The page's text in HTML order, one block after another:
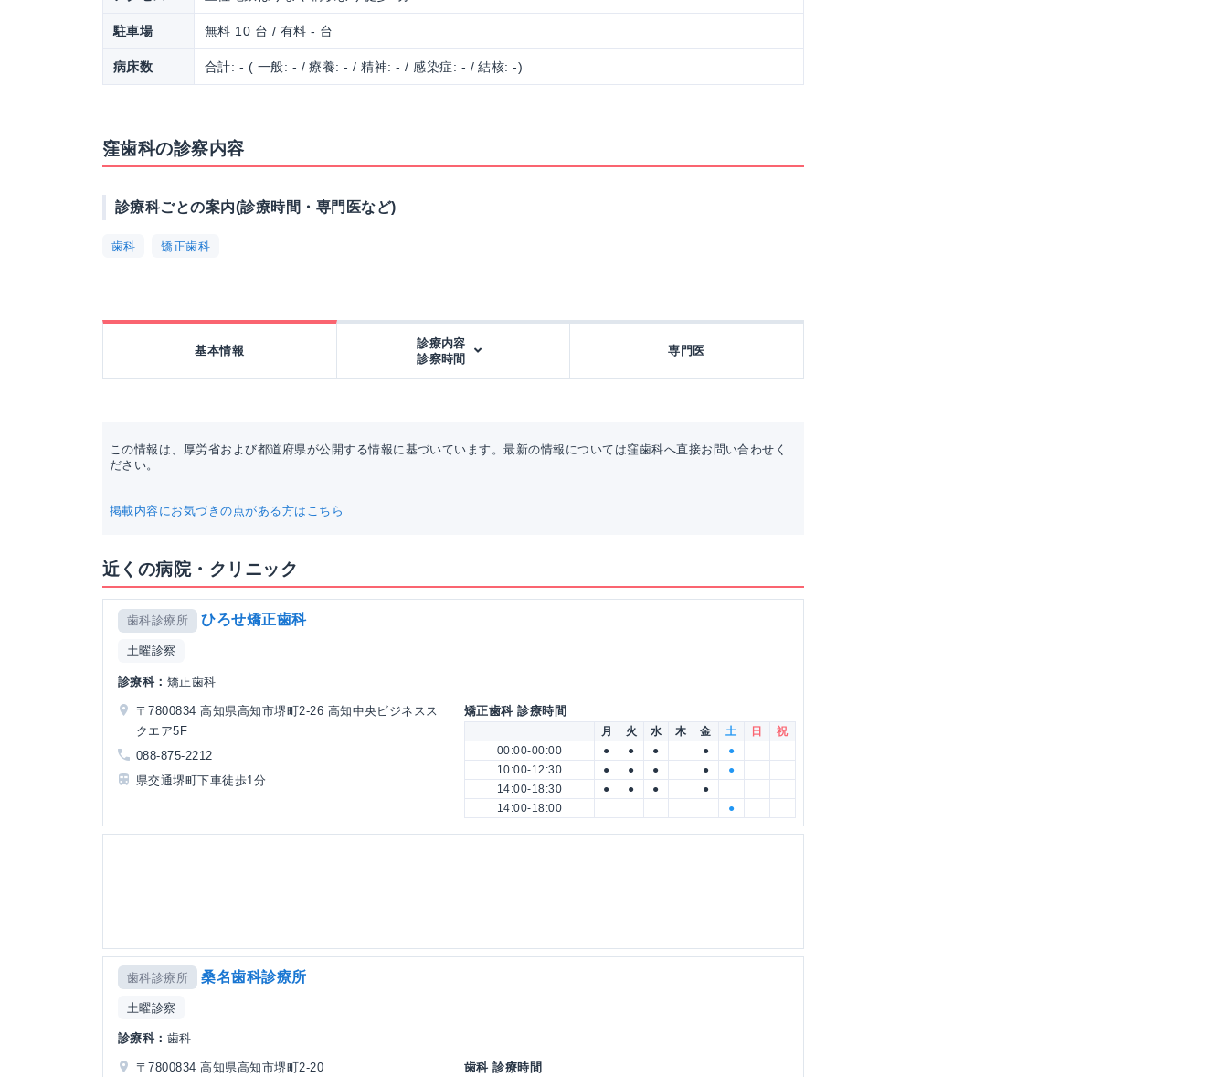
駐車場 無料 10 台 / 有料 - 台
病床数 合計: - ( 一般: - / 療養: - / 精神: - / 感染症: - / 結核: -)
窪歯科の診察内容
診療科ごとの案内(診療時間・専門医など)
歯科 矯正歯科
基本情報
診療内容
診察時間
専門医
この情報は、厚労省および都道府県が公開する情報に基づいています。最新の情報については窪歯科へ直接お問い合わせく
ださい。
掲載内容にお気づきの点がある方はこちら
近くの病院・クリニック
歯科診療所 ひろせ矯正歯科
土曜診察
診療科： 矯正歯科
〒7800834 高知県高知市堺町2-26 高知中央ビジネスス
クエア5F
088-875-2212
県交通堺町下車徒歩1分
矯正歯科 診療時間
月 火 水 木 金 土 日
祝
00:00-00:00
● ● ● ●
●
10:00-12:30
● ● ● ●
●
14:00-18:30
● ● ●
●
14:00-18:00
●
歯科診療所 桑名歯科診療所
土曜診察
診療科： 歯科
〒7800834 高知県高知市堺町2-20
歯科 診療時間